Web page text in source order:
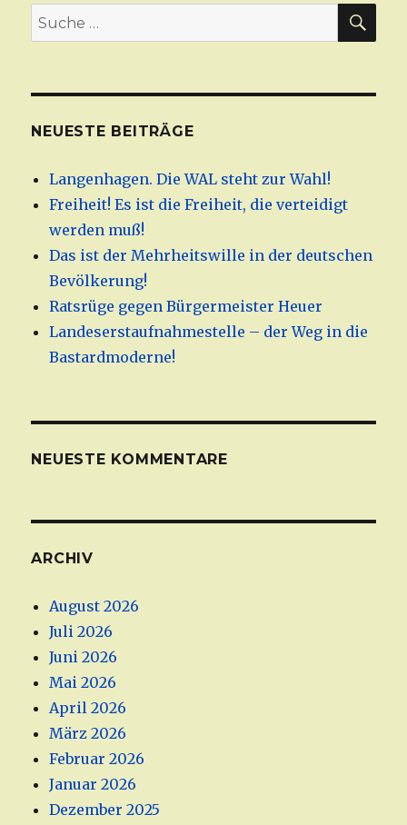
Suche
nach:
NEUESTE BEITRÄGE
Langenhagen. Die WAL steht zur Wahl!
Freiheit! Es ist die Freiheit, die verteidigt
werden muß!
Das ist der Mehrheitswille in der deutschen
Bevölkerung!
Ratsrüge gegen Bürgermeister Heuer
Landeserstaufnahmestelle – der Weg in die
Bastardmoderne!
NEUESTE KOMMENTARE
ARCHIV
August 2026
Juli 2026
Juni 2026
Mai 2026
April 2026
März 2026
Februar 2026
Januar 2026
Dezember 2025